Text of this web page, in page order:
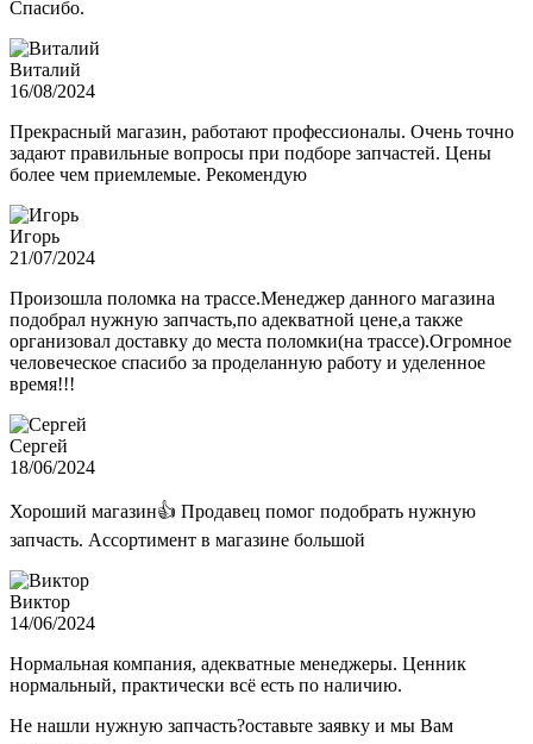
Спасибо.
Виталий
16/08/2024
Прекрасный магазин, работают профессионалы. Очень точно
задают правильные вопросы при подборе запчастей. Цены
более чем приемлемые. Рекомендую
Игорь
21/07/2024
Произошла поломка на трассе.Менеджер данного магазина
подобрал нужную запчасть,по адекватной цене,а также
организовал доставку до места поломки(на трассе).Огромное
человеческое спасибо за проделанную работу и уделенное
время!!!
Сергей
18/06/2024
Хороший магазин👍 Продавец помог подобрать нужную
запчасть. Ассортимент в магазине большой
Виктор
14/06/2024
Нормальная компания, адекватные менеджеры. Ценник
нормальный, практически всё есть по наличию.
Не нашли нужную запчасть?оставьте заявку и мы Вам